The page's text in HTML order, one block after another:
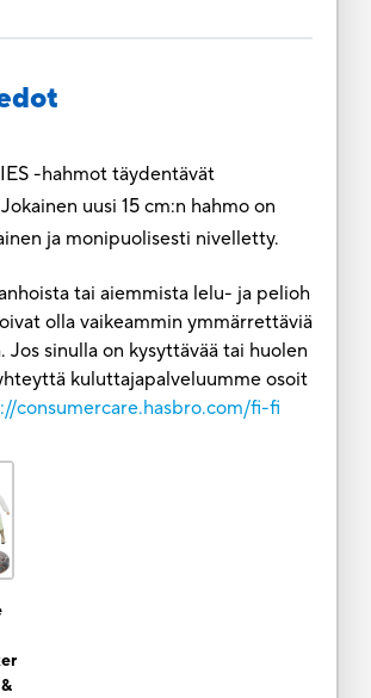
-hahmot täydentävät
uusi 15 cm:n hahmo on
ja monipuolisesti nivelletty.
tai aiemmista lelu- ja pelioh
olla vaikeammin ymmärrettäviä
Jos sinulla on kysyttävää tai huolen
kuluttajapalveluumme osoit
consumercare.hasbro.com/fi-fi